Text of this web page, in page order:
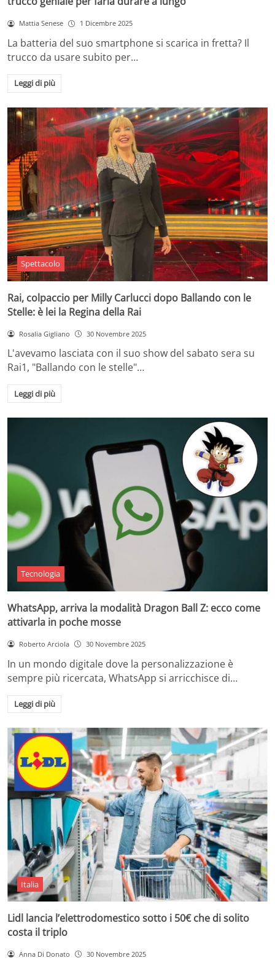
Mattia Senese 1 Dicembre 2025
La batteria del suo smartphone si scarica in fretta? Il
trucco da usare subito per…
Leggi di più
Spettacolo
Rai, colpaccio per Milly Carlucci dopo Ballando con le
Stelle: è lei la Regina della Rai
Rosalia Gigliano 30 Novembre 2025
L'avevamo lasciata con il suo show del sabato sera su
Rai1, "Ballando con le stelle"…
Leggi di più
Tecnologia
WhatsApp, arriva la modalità Dragon Ball Z: ecco come
attivarla in poche mosse
Roberto Arciola 30 Novembre 2025
In un mondo digitale dove la personalizzazione è
sempre più ricercata, WhatsApp si arricchisce di…
Leggi di più
Italia
Lidl lancia l’elettrodomestico sotto i 50€ che di solito
costa il triplo
Anna Di Donato 30 Novembre 2025